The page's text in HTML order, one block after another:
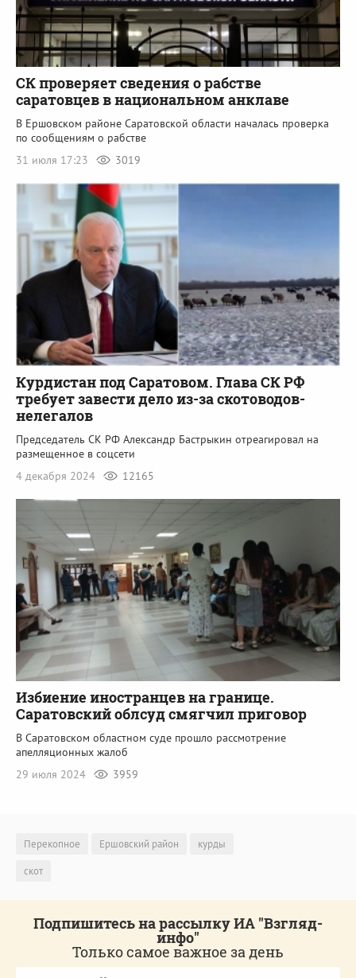
СК проверяет сведения о рабстве
саратовцев в национальном анклаве
В Ершовском районе Саратовской области началась проверка
по сообщениям о рабстве
31 июля 17:23
3019
Курдистан под Саратовом. Глава СК РФ
требует завести дело из-за скотоводов-
нелегалов
Председатель СК РФ Александр Бастрыкин отреагировал на
размещенное в соцсети
4 декабря 2024
12165
Избиение иностранцев на границе.
Саратовский облсуд смягчил приговор
В Саратовском областном суде прошло рассмотрение
апелляционных жалоб
29 июля 2024
3959
Перекопное Ершовский район
курды
скот
Подпишитесь на рассылку ИА "Взгляд-
инфо"
Только самое важное за день